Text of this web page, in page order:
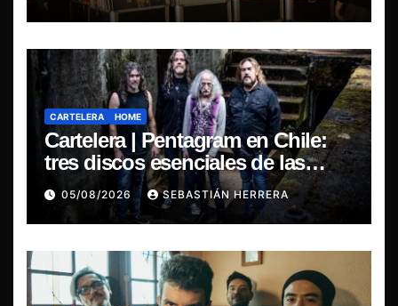
CARTELERA HOME
Cartelera | Pentagram en Chile:
tres discos esenciales de las
leyendas del doom
05/08/2026 SEBASTIÁN HERRERA